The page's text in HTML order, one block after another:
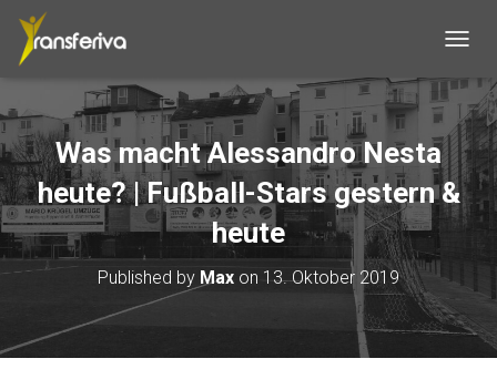
O
G
E
N
A
A
I
Was macht Alessandro Nesta
heute? | Fußball-Stars gestern &
heute
Published by Max on 13. Oktober 2019